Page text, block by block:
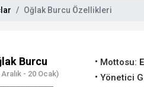
Oğlak Burcu Özellikleri
Burcu
- 20 Ocak)
Mottosu:
Yönetici